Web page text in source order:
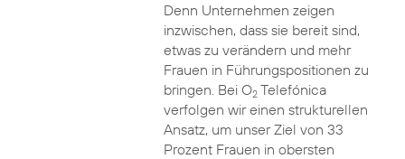
Denn Unternehmen zeigen
inzwischen, dass sie bereit sind,
etwas zu verändern und mehr
Frauen in Führungspositionen zu
bringen. Bei O2Telefónica
verfolgen wir einen strukturellen
Ansatz, um unser Ziel von 33
Prozent Frauen in obersten